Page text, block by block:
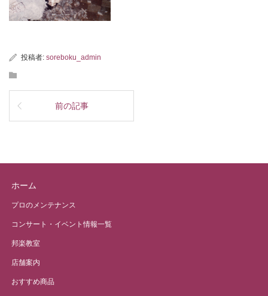
投稿者: soreboku_admin
前の記事
ホーム
プロのメンテナンス
コンサート・イベント情報一覧
邦楽教室
店舗案内
おすすめ商品